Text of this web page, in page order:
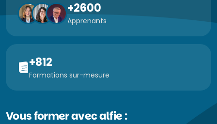
+2600
Apprenants
+812
Formations sur-mesure
Vous former avec alfie :